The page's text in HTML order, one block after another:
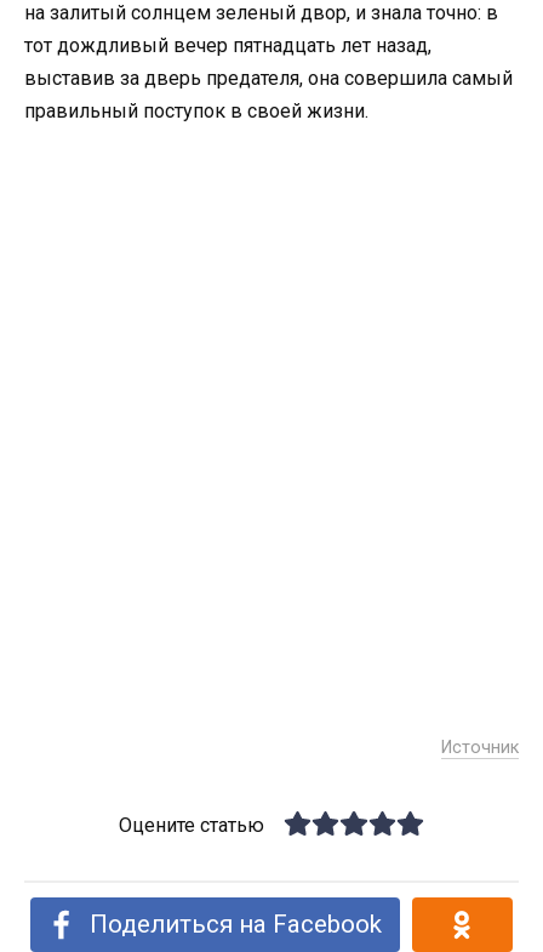
на залитый солнцем зеленый двор, и знала точно: в
тот дождливый вечер пятнадцать лет назад,
выставив за дверь предателя, она совершила самый
правильный поступок в своей жизни.
Источник
Оцените статью
Поделиться на Facebook